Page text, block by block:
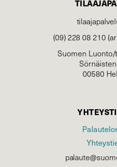
(09) 228 08 210
Suomen Luonto/
00580